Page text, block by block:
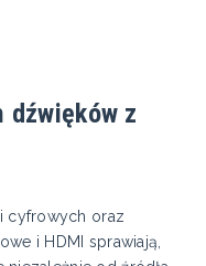
dźwięków z
cyfrowych oraz
i HDMI sprawiają,